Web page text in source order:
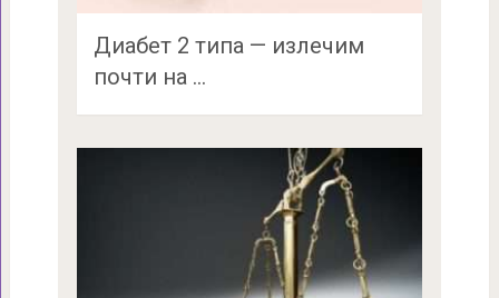
Диабет 2 типа — излечим
почти на …